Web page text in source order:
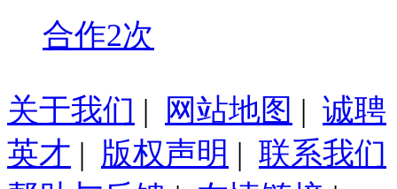
合作2次
关于我们 | 网站地图 | 诚聘
英才 | 版权声明 | 联系我们